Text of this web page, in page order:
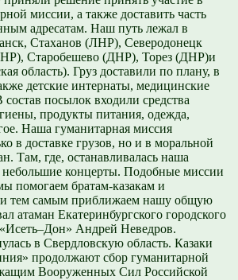
миссии, а также доставить часть
адресатам. Наш путь лежал в
Стаханов (ЛНР), Северодонецк
Старобешево (ДНР), Торез (ДНР)и
область). Груз доставили по плану, в
детские интернаты, медицинские
посылок входили средства
продукты питания, одежда,
Наша гуманитарная миссия
в доставке грузов, но и в моральной
Там, где, останавливалась наша
концерты. Подобные миссии
помогаем братам-казакам и
и тем самым приближаем нашу общую
атаман Екатеринбургского городского
«Исеть–Дон» Андрей Неведров.
в Свердловскую область. Казаки
продолжают сбор гуманитарной
Вооруженных Сил Российской